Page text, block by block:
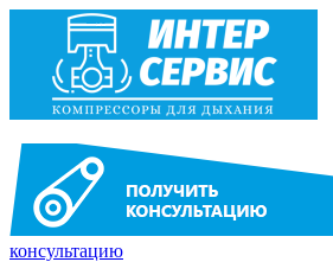
консультацию